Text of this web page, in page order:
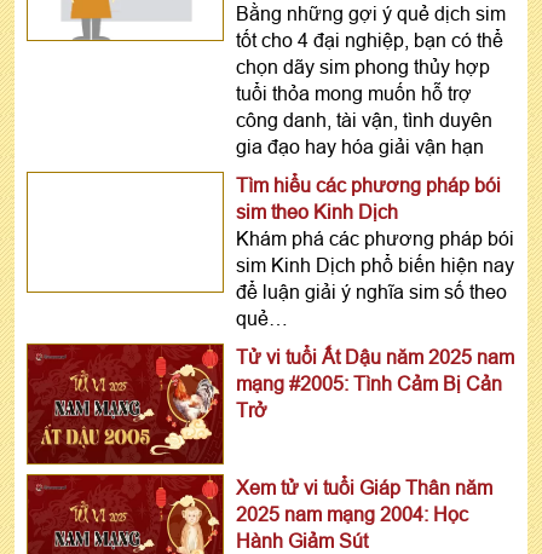
Bằng những gợi ý quẻ dịch sim
tốt cho 4 đại nghiệp, bạn có thể
chọn dãy sim phong thủy hợp
tuổi thỏa mong muốn hỗ trợ
công danh, tài vận, tình duyên
gia đạo hay hóa giải vận hạn
Tìm hiểu các phương pháp bói
sim theo Kinh Dịch
Khám phá các phương pháp bói
sim Kinh Dịch phổ biến hiện nay
để luận giải ý nghĩa sim số theo
quẻ…
Tử vi tuổi Ất Dậu năm 2025 nam
mạng #2005: Tình Cảm Bị Cản
Trở
Xem tử vi tuổi Giáp Thân năm
2025 nam mạng 2004: Học
Hành Giảm Sút